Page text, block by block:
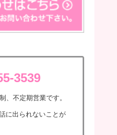
3539
、不定期営業です。
に出られないことが